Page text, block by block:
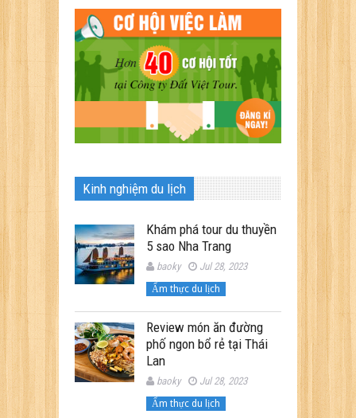
Kinh nghiệm du lịch
Khám phá tour du thuyền
5 sao Nha Trang
baoky Jul 28, 2023
Ẩm thực du lịch
Review món ăn đường
phố ngon bổ rẻ tại Thái
Lan
baoky Jul 28, 2023
Ẩm thực du lịch